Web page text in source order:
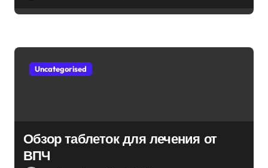
я
м
Uncategorised
Обзор таблеток для лечения от
ВПЧ